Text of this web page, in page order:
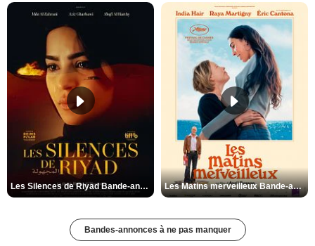
Les Silences de Riyad Bande-annonce VO STFR Les Matins merveilleux Bande-annonce VF
Bandes-annonces à ne pas manquer